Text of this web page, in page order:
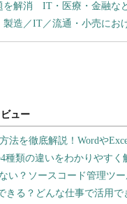
を解消 IT・医療・金融な
造／IT／流通・小売にお
法を徹底解説！Wordや
4種類の違いをわかりやす
い？ソースコード管理ツ
きる？どんな仕事で活用で